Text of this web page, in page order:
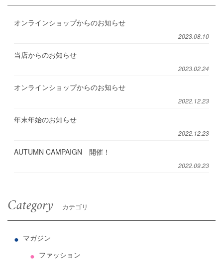
オンラインショップからのお知らせ
2023.08.10
当店からのお知らせ
2023.02.24
オンラインショップからのお知らせ
2022.12.23
年末年始のお知らせ
2022.12.23
AUTUMN CAMPAIGN 開催！
2022.09.23
Category カテゴリ
マガジン
ファッション